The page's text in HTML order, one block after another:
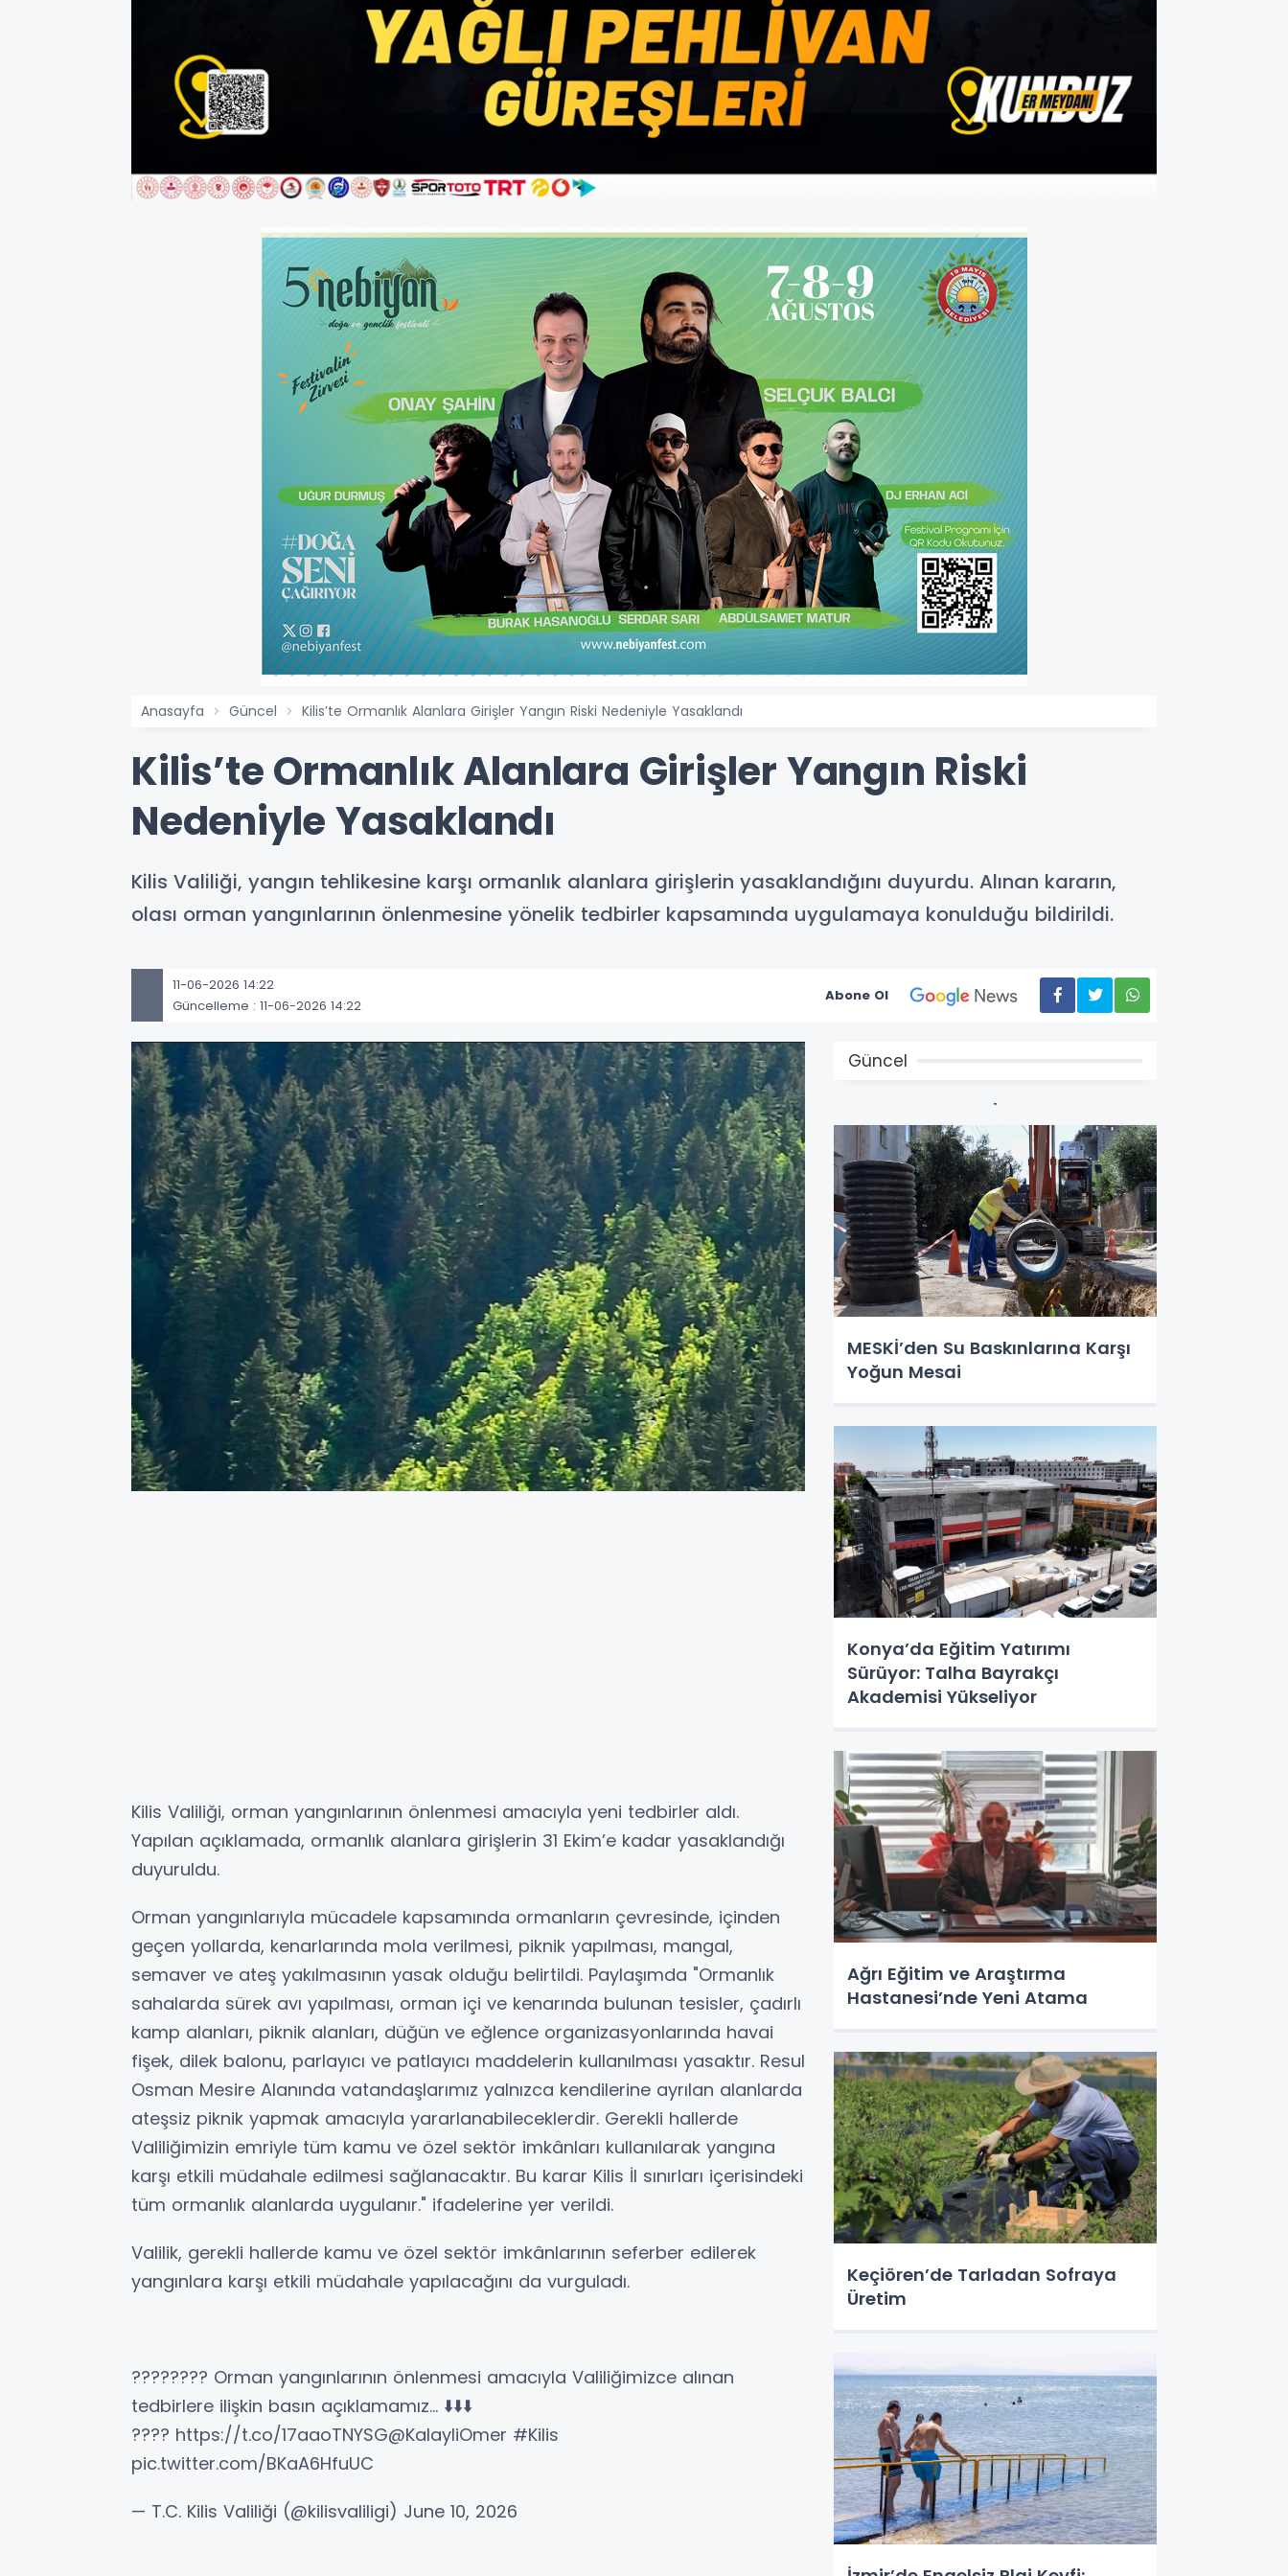
Anasayfa Güncel Kilis’te Ormanlık Alanlara Girişler Yangın Riski Nedeniyle Yasaklandı
Kilis’te Ormanlık Alanlara Girişler Yangın Riski
Nedeniyle Yasaklandı
Kilis Valiliği, yangın tehlikesine karşı ormanlık alanlara girişlerin yasaklandığını duyurdu. Alınan kararın,
olası orman yangınlarının önlenmesine yönelik tedbirler kapsamında uygulamaya konulduğu bildirildi.
11-06-2026 14:22
Güncelleme : 11-06-2026 14:22
Abone Ol
Kilis Valiliği, orman yangınlarının önlenmesi amacıyla yeni tedbirler aldı.
Yapılan açıklamada, ormanlık alanlara girişlerin 31 Ekim’e kadar yasaklandığı
duyuruldu.
Orman yangınlarıyla mücadele kapsamında ormanların çevresinde, içinden
geçen yollarda, kenarlarında mola verilmesi, piknik yapılması, mangal,
semaver ve ateş yakılmasının yasak olduğu belirtildi. Paylaşımda "Ormanlık
sahalarda sürek avı yapılması, orman içi ve kenarında bulunan tesisler, çadırlı
kamp alanları, piknik alanları, düğün ve eğlence organizasyonlarında havai
fişek, dilek balonu, parlayıcı ve patlayıcı maddelerin kullanılması yasaktır. Resul
Osman Mesire Alanında vatandaşlarımız yalnızca kendilerine ayrılan alanlarda
ateşsiz piknik yapmak amacıyla yararlanabileceklerdir. Gerekli hallerde
Valiliğimizin emriyle tüm kamu ve özel sektör imkânları kullanılarak yangına
karşı etkili müdahale edilmesi sağlanacaktır. Bu karar Kilis İl sınırları içerisindeki
tüm ormanlık alanlarda uygulanır." ifadelerine yer verildi.
Valilik, gerekli hallerde kamu ve özel sektör imkânlarının seferber edilerek
yangınlara karşı etkili müdahale yapılacağını da vurguladı.
???????? Orman yangınlarının önlenmesi amacıyla Valiliğimizce alınan
tedbirlere ilişkin basın açıklamamız… ⬇️⬇️⬇️
???? https://t.co/17aaoTNYSG@KalayliOmer #Kilis
pic.twitter.com/BKaA6HfuUC
— T.C. Kilis Valiliği (@kilisvaliligi) June 10, 2026
Güncel
MESKİ’den Su Baskınlarına Karşı
Yoğun Mesai
Konya’da Eğitim Yatırımı
Sürüyor: Talha Bayrakçı
Akademisi Yükseliyor
Ağrı Eğitim ve Araştırma
Hastanesi’nde Yeni Atama
Keçiören’de Tarladan Sofraya
Üretim